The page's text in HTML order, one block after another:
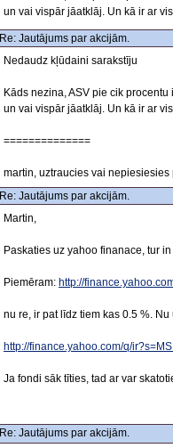
un vai vispār jāatklāj. Un kā ir ar
Re: Jautājums par akcijām.
Nedaudz kļūdaini sarakstīju
Kāds nezina, ASV pie cik
un vai vispār jāatklāj. Un kā ir ar
==============
martin, uztraucies vai
Re: Jautājums par akcijām.
Martin,
Paskaties uz yahoo finanace, tur
Piemēram: http://
nu re, ir pat līdz tiem kas 0.5 %.
http://finance.yahoo.com/q/
Ja fondi sāk tīties, tad ar var
Re: Jautājums par akcijām.